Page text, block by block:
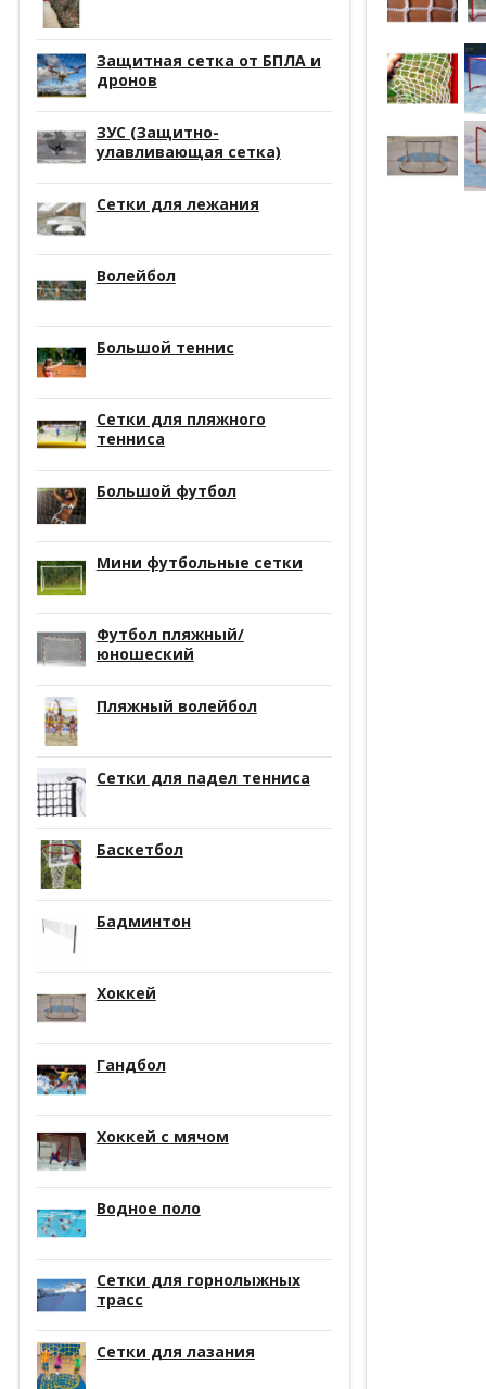
Защитная сетка от БПЛА и
дронов
ЗУС (Защитно-
улавливающая сетка)
Сетки для лежания
Волейбол
Большой теннис
Сетки для пляжного
тенниса
Большой футбол
Мини футбольные сетки
Футбол пляжный/
юношеский
Пляжный волейбол
Сетки для падел тенниса
Баскетбол
Бадминтон
Хоккей
Гандбол
Хоккей с мячом
Водное поло
Сетки для горнолыжных
трасс
Сетки для лазания